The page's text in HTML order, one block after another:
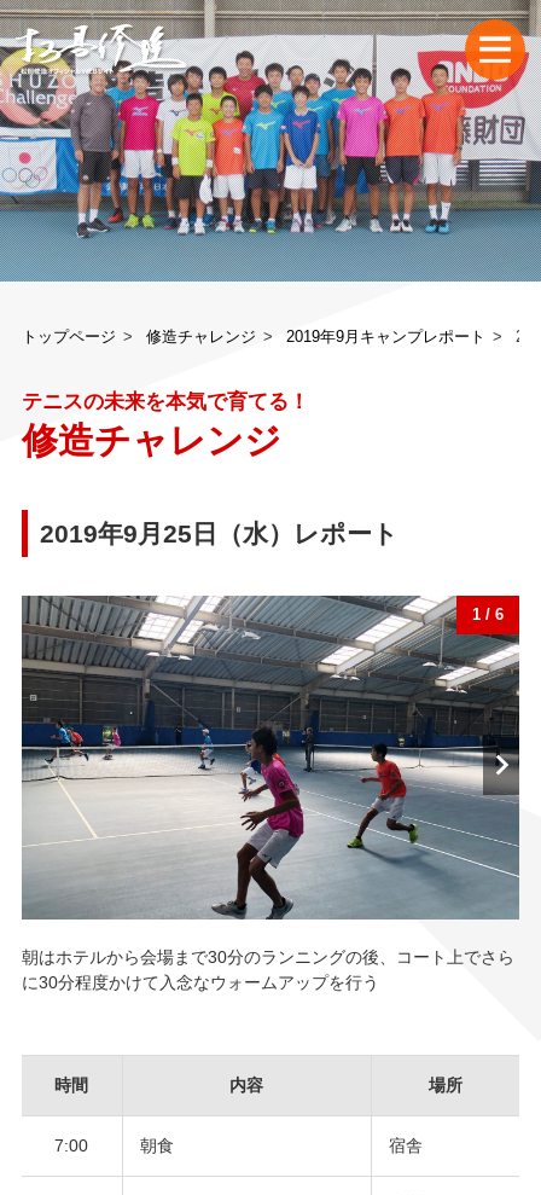
トップページ 修造チャレンジ 2019年9月キャンプレポート
テニスの未来を本気で育てる！
修造チャレンジ
2019年9月25日（水）レポート
朝はホテルから会場まで30分のランニングの後、コート上でさら
に30分程度かけて入念なウォームアップを行う
1 / 6
時間 内容 場所
7:00 朝食 宿舎